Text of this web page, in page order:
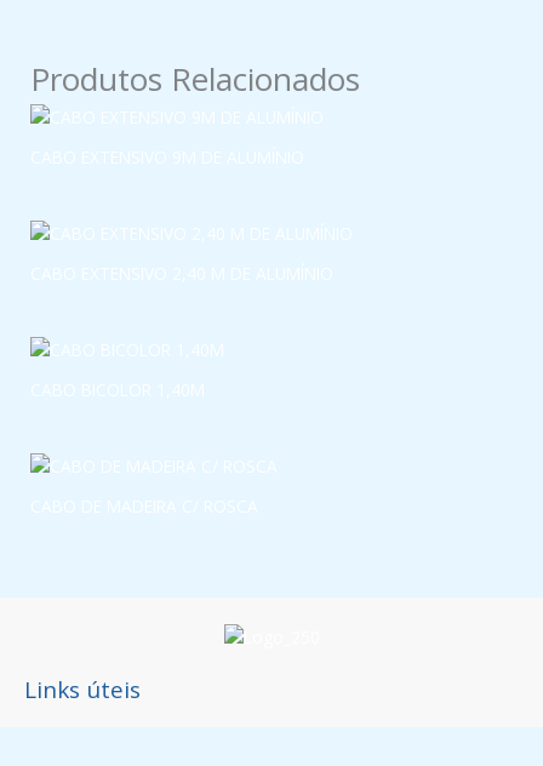
Produtos Relacionados
CABO EXTENSIVO 9M DE ALUMÍNIO
CABO EXTENSIVO 2,40 M DE ALUMÍNIO
CABO BICOLOR 1,40M
CABO DE MADEIRA C/ ROSCA
Links úteis